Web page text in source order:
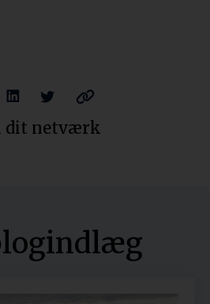
dit netværk